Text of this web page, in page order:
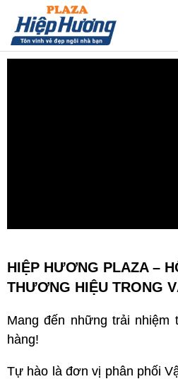
content
HIỆP HƯƠNG PLAZA –
THƯƠNG HIỆU TRONG
Mang đến những trải nhiệm
hàng!
Tự hào là đơn vị phân phối